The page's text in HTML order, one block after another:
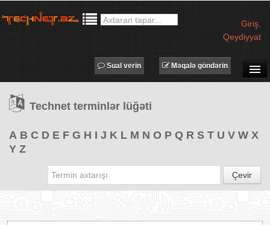
Giriş
Qeydiyyat
TƏDBİRLƏR
PROQRAMLAR
Məqalə göndərin
Sual verin
Technet terminlər lüğəti
A B C D E F G H I J K L M N O P Q R S T U V W X
Y Z
Çevir